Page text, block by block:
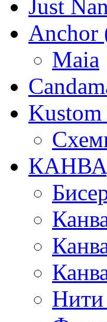
Just
Anchor
Maia
Нити